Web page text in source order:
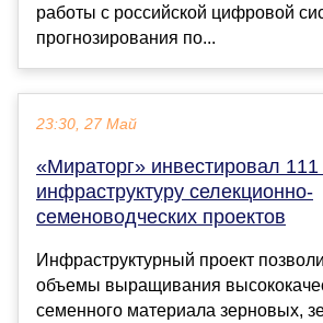
работы с российской цифровой
прогнозирования по...
23:30, 27 Май
«Мираторг» инвестировал
инфраструктуру селекционно-
семеноводческих проектов
Инфраструктурный проект
объемы выращивания
семенного материала зерновых,